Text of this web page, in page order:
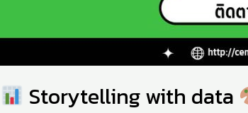
Storytelling with data